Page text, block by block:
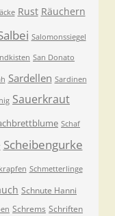
Rust Räuchern
Salomonssiegel
San Donato
Sardellen Sardinen
Sauerkraut
Schaf
Scheibengurke
Schmetterlinge
Schnute Hanni
Schrems Schriften